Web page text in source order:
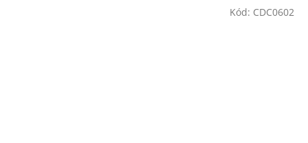
Kód: CDC0602